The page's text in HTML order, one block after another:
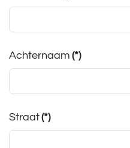
Achternaam (*)
Straat(*)